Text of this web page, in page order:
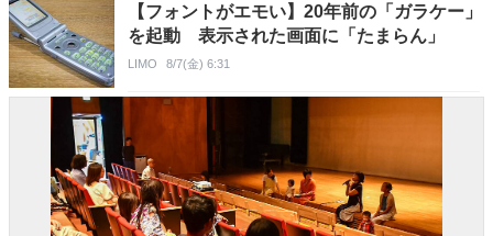
【フォントがエモい】20年前の「ガラケー」
を起動 表示された画面に「たまらん」
LIMO 8/7(金) 6:31